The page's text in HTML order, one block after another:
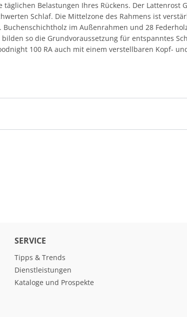
täglichen Belastungen Ihres Rückens. Der Lattenrost
Schlaf. Die Mittelzone des Rahmens ist
im Außenrahmen und 28
so die Grundvoraussetzung für entspanntes
100 RA auch mit einem verstellbaren Kopf-
SERVICE
Tipps & Trends
Dienstleistungen
Kataloge und Prospekte